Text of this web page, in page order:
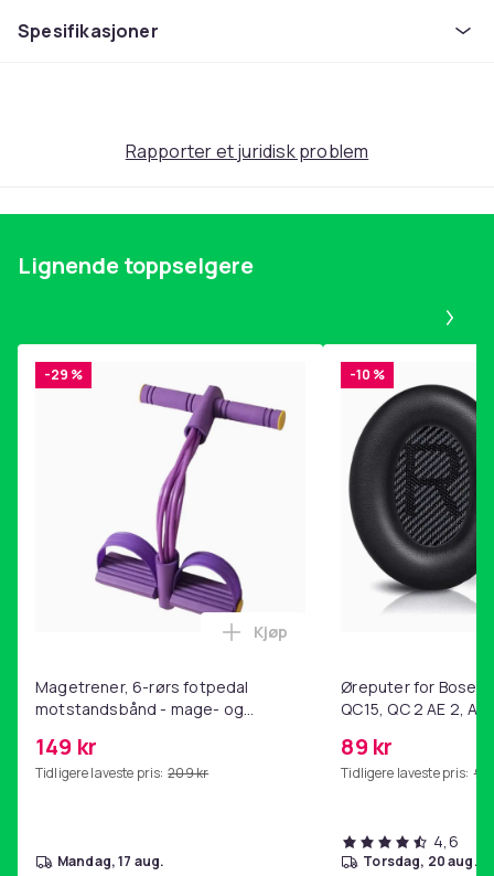
Artikkel nr.
Spesifikasjoner
Rapporter et juridisk problem
Lignende toppselgere
-29 %
Magetrener, 6-rørs fotpedal
motstandsbånd - mage- og
hjemmegymnastikk Purple
149 kr
Tidligere laveste pris: 209 kr
Legg Magetrener, 6-rørs
Kjøp
mandag, 17 aug.
-10 %
Øreputer for Bose
QC15, QC 2 AE 2, AE
89 kr
Tidligere laveste pris: 99
4,6
torsdag, 20 aug.